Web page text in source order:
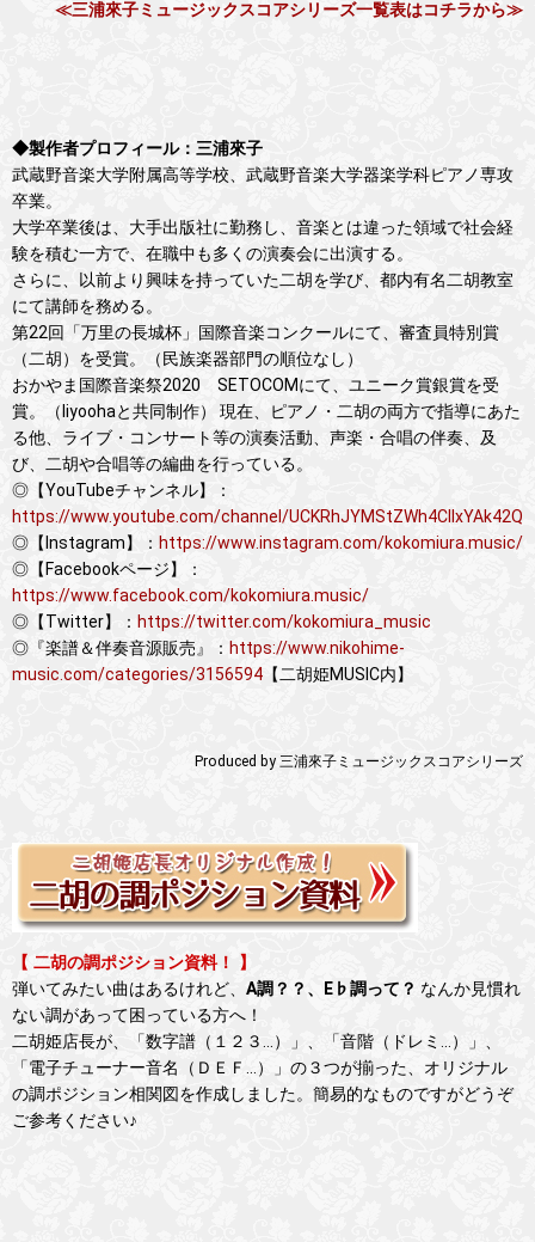
≪三浦來子ミュージックスコアシリーズ一覧表はコチラから≫
◆製作者プロフィール：三浦來子
武蔵野音楽大学附属高等学校、武蔵野音楽大学器楽学科ピアノ専攻
卒業。
大学卒業後は、大手出版社に勤務し、音楽とは違った領域で社会経
験を積む一方で、在職中も多くの演奏会に出演する。
さらに、以前より興味を持っていた二胡を学び、都内有名二胡教室
にて講師を務める。
第22回「万里の長城杯」国際音楽コンクールにて、審査員特別賞
（二胡）を受賞。（民族楽器部門の順位なし）
おかやま国際音楽祭2020 SETOCOMにて、ユニーク賞銀賞を受
賞。（liyoohaと共同制作） 現在、ピアノ・二胡の両方で指導にあた
る他、ライブ・コンサート等の演奏活動、声楽・合唱の伴奏、及
び、二胡や合唱等の編曲を行っている。
◎【YouTubeチャンネル】：
https://www.youtube.com/channel/UCKRhJYMStZWh4CIIxYAk42Q
◎【Instagram】： https://www.instagram.com/kokomiura.music/
◎【Facebookページ】：
https://www.facebook.com/kokomiura.music/
◎【Twitter】： https://twitter.com/kokomiura_music
◎『楽譜＆伴奏音源販売』： https://www.nikohime-
music.com/categories/3156594 【二胡姫MUSIC内】
Produced by 三浦來子ミュージックスコアシリーズ
【 二胡の調ポジション資料！ 】
弾いてみたい曲はあるけれど、 A調？？、E♭調って？ なんか見慣れ
ない調があって困っている方へ！
二胡姫店長が、「数字譜（１２３…）」、「音階（ドレミ…）」、
「電子チューナー音名（ＤＥＦ…）」の３つが揃った、オリジナル
の調ポジション相関図を作成しました。簡易的なものですがどうぞ
ご参考ください♪